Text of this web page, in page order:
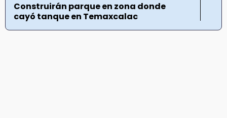
Construirán parque en zona donde
cayó tanque en Temaxcalac